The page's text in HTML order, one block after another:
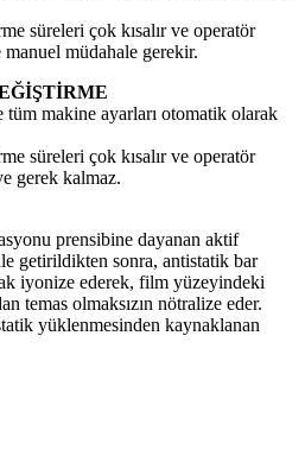
süreleri çok kısalır ve operatör
müdahale gerekir.
makine ayarları otomatik olarak
süreleri çok kısalır ve operatör
gerek kalmaz.
prensibine dayanan aktif
getirildikten sonra, antistatik bar
iyonize ederek, film yüzeyindeki
temas olmaksızın nötralize eder.
yüklenmesinden kaynaklanan